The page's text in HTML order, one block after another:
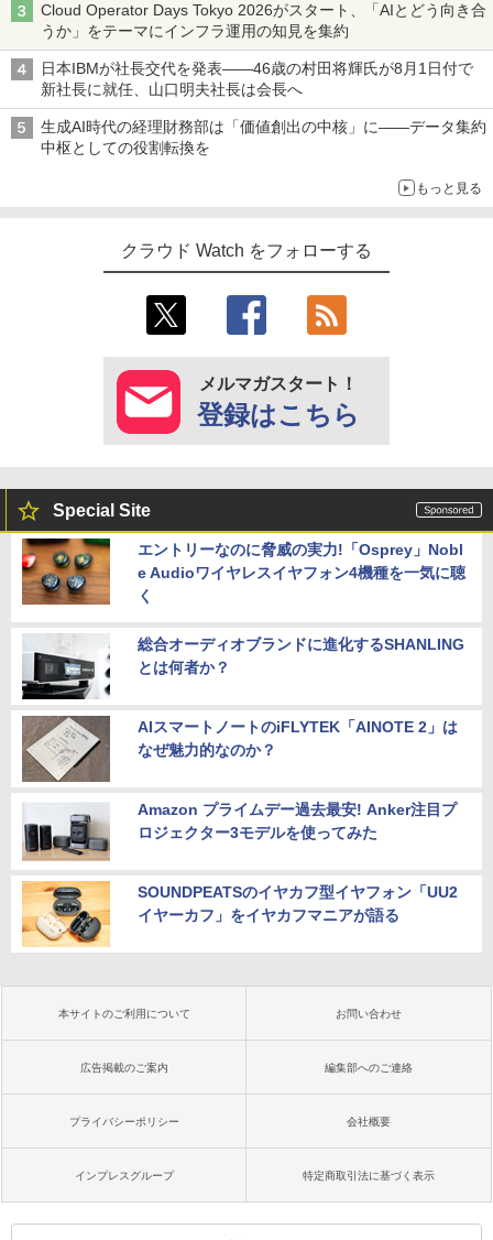
Cloud Operator Days Tokyo 2026がスタート、「AIとどう向き合
うか」をテーマにインフラ運用の知見を集約
日本IBMが社長交代を発表――46歳の村田将輝氏が8月1日付で
新社長に就任、山口明夫社長は会長へ
生成AI時代の経理財務部は「価値創出の中核」に――データ集約
中枢としての役割転換を
もっと見る
クラウド Watch をフォローする
メルマガスタート！
登録はこちら
Special Site
エントリーなのに脅威の実力!「Osprey」Nobl
e Audioワイヤレスイヤフォン4機種を一気に聴
く
総合オーディオブランドに進化するSHANLING
とは何者か？
AIスマートノートのiFLYTEK「AINOTE 2」は
なぜ魅力的なのか？
Amazon プライムデー過去最安! Anker注目プ
ロジェクター3モデルを使ってみた
SOUNDPEATSのイヤカフ型イヤフォン「UU2
イヤーカフ」をイヤカフマニアが語る
本サイトのご利用について お問い合わせ
広告掲載のご案内 編集部へのご連絡
プライバシーポリシー 会社概要
インプレスグループ 特定商取引法に基づく表示